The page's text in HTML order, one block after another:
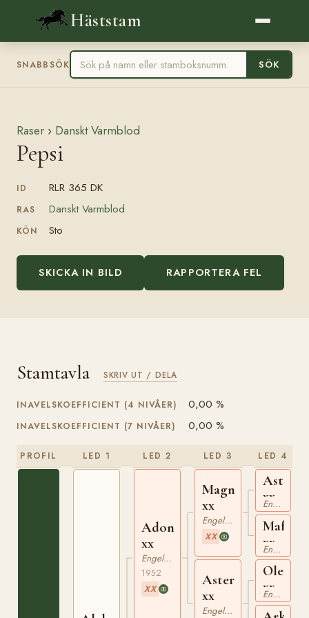
Häststam
SNABBSÖK SÖK
Raser › Danskt Varmblod
Pepsi
ID RLR 365 DK
RAS Danskt Varmblod
KÖN Sto
SKICKA IN BILD RAPPORTERA FEL
Stamtavla SKRIV UT / DELA
INAVELSKOEFFICIENT (4 NIVÅER) 0,00 %
INAVELSKOEFFICIENT (7 NIVÅER) 0,00 %
PROFIL LED 1 LED 2
Adonis
xx
Engelskt Fullblod
1952
XX
LED 3
Magnat
xx
Engelskt Fullblod
XX
Aster
xx
Engelskt Fullblod
LED 4
Asterus
xxEngelskt Fullblod
Mafalda
xxEngelskt Fullblod
xxEngelskt Fullblod